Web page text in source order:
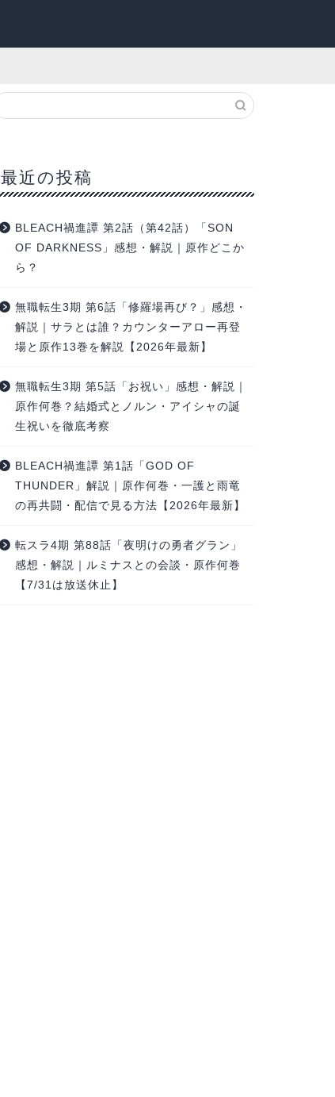
最近の投稿
BLEACH禍進譚 第2話（第42話）「SON
OF DARKNESS」感想・解説｜原作どこか
ら？
無職転生3期 第6話「修羅場再び？」感想・
解説｜サラとは誰？カウンターアロー再登
場と原作13巻を解説【2026年最新】
無職転生3期 第5話「お祝い」感想・解説｜
原作何巻？結婚式とノルン・アイシャの誕
生祝いを徹底考察
BLEACH禍進譚 第1話「GOD OF
THUNDER」解説｜原作何巻・一護と雨竜
の再共闘・配信で見る方法【2026年最新】
転スラ4期 第88話「夜明けの勇者グラン」
感想・解説｜ルミナスとの会談・原作何巻
【7/31は放送休止】